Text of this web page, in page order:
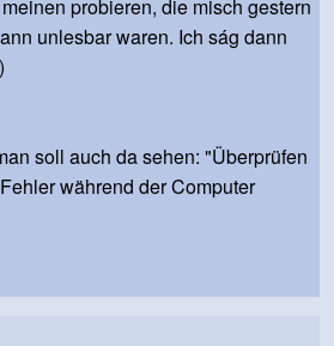
probieren, die misch gestern
unlesbar waren. Ich ság dann
soll auch da sehen: "Überprüfen
während der Computer